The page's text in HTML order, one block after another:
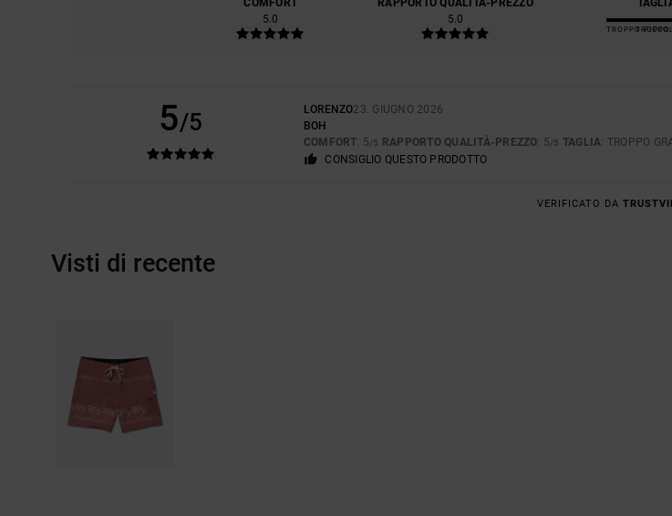
COMFORT
5.0
RAPPORTO QUALITÀ-PREZZO
5.0
TROPPOTROPPO
5/5 LORENZO23. GIUGNO 2026
BOH
COMFORT: 5/5 RAPPORTO QUALITÀ-PREZZO: 5/5 TAGLIA: TROPPO
CONSIGLIO QUESTO PRODOTTO
VERIFICATO DA
Visti di recente